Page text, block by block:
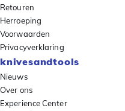
Retouren
Herroeping
Voorwaarden
Privacyverklaring
knivesandtools
Nieuws
Over ons
Experience Center